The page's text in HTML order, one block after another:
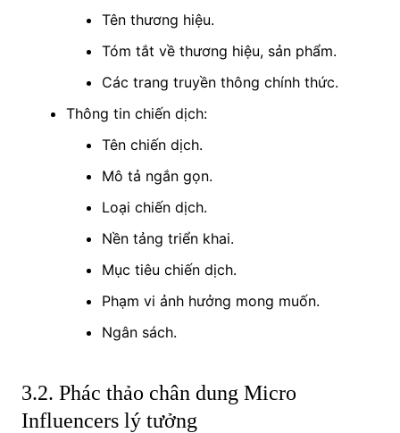
Tên thương hiệu.
Tóm tắt về thương hiệu, sản phẩm.
Các trang truyền thông chính thức.
Thông tin chiến dịch:
Tên chiến dịch.
Mô tả ngắn gọn.
Loại chiến dịch.
Nền tảng triển khai.
Mục tiêu chiến dịch.
Phạm vi ảnh hưởng mong muốn.
Ngân sách.
3.2. Phác thảo chân dung Micro
Influencers lý tưởng